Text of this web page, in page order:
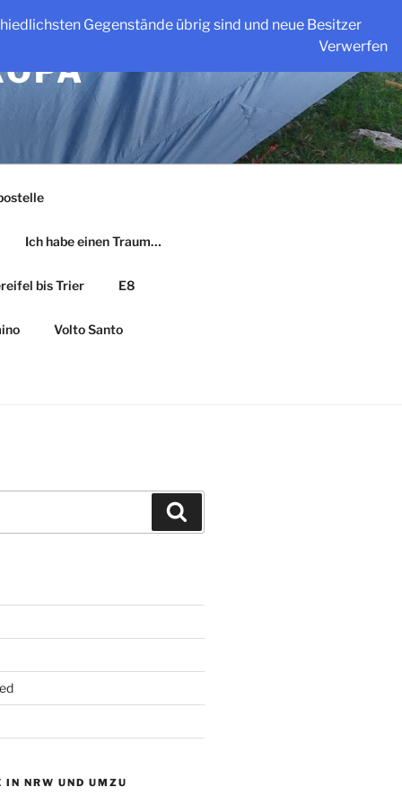
Gegenstände übrig sind und neue Besitzer
Verwerfen
Ich habe einen Traum…
bis Trier E8
Volto Santo
IN NRW UND UMZU